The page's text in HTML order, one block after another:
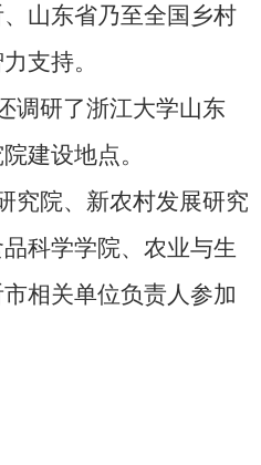
山东省乃至全国乡村
支持。
调研了浙江大学山东
建设地点。
究院、新农村发展研究
科学学院、农业与生
相关单位负责人参加